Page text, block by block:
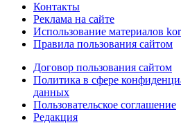
Контакты
Реклама на сайте
Использование материалов
Правила пользования сайтом
Договор пользования сайтом
Политика в сфере
данных
Пользовательское соглашение
Редакция